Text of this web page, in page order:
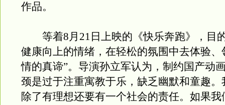
作品。
等着8月21日上映的《快乐奔跑》，目
健康向上的情绪，在轻松的氛围中去体验、
情的真谛”。导演孙立军认为，制约国产动
颈是过于注重寓教于乐，缺乏幽默和童趣。
除了有理想还要有一个社会的责任。如果